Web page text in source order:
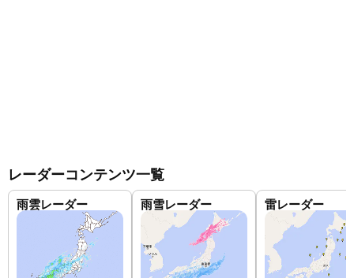
レーダーコンテンツ一覧
雨雲レーダー 雨雪レーダー 雷レーダー